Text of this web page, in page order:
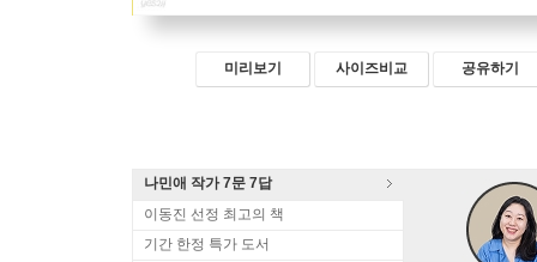
미리보기 사이즈비교 공유하기
나민애 작가 7문 7답
이동진 선정 최고의 책
기간 한정 특가 도서